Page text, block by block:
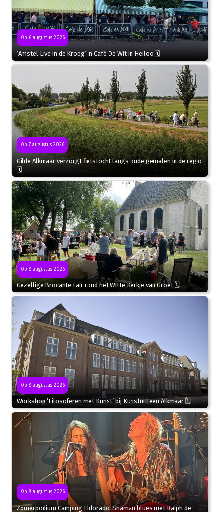
Op 6 augustus 2026
‘Amstel Live in de Kroeg’ in Café De Wit in Heiloo 🗓
Op 7 augustus 2026
Gilde Alkmaar verzorgt fietstocht langs oude gemalen in de regio
🗓
Op 8 augustus 2026
Gezellige Brocante Fair rond het Witte Kerkje van Groet 🗓
Op 8 augustus 2026
Workshop ‘Filosoferen met Kunst’ bij Kunstuitleen Alkmaar 🗓
Op 8 augustus 2026
Zomerpodium Camping Eldorado: Shaman blues met Ralph de